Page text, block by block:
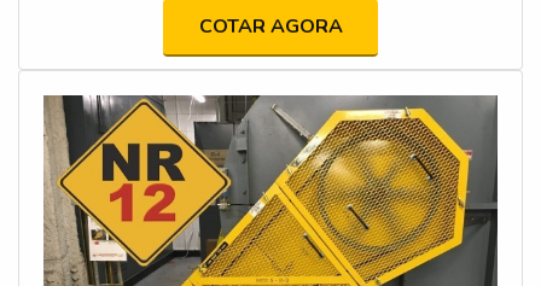
riscos de acidentes e assegurar que as máquinas
estejam em conformidade com os requisitos legais e
técnicos.
COTAR AGORA